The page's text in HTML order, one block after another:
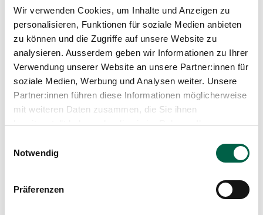
Wir verwenden Cookies, um Inhalte und Anzeigen zu
personalisieren, Funktionen für soziale Medien anbieten
zu können und die Zugriffe auf unsere Website zu
analysieren. Ausserdem geben wir Informationen zu Ihrer
Verwendung unserer Website an unsere Partner:innen für
soziale Medien, Werbung und Analysen weiter. Unsere
Partner:innen führen diese Informationen möglicherweise
mit weiteren Daten zusammen, die Sie ihnen
bereitgestellt haben oder die sie im Rahmen Ihrer
Notwendig
Präferenzen
Ich behandle nun seit über 20 Jahren Patientinnen und
Patienten mit Beschwerden oder Verletzungen der
Hand. Um auch in Zukunft – oder etwa bei
Abwesenheiten – das Angebot am Spital Zollikerberg
sicherzustellen, hat Frau Dr. L. Aloji, ebenfalls
Unfallchirurgin mit grosser Freude an der
Handchirurgie, unser Kaderteam verstärkt. Gemeinsam
engagieren wir uns für alle Patientinnen und Patienten
mit Handbeschwerden.